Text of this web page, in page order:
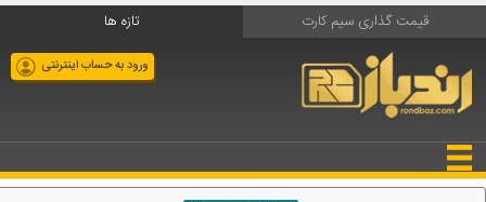
قیمت گذاری سیم کارت تازه ها
ورود به حساب اینترنتی